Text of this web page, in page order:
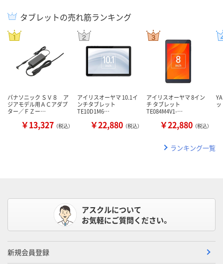
タブレットの売れ筋ランキング
パナソニック ＳＶ８ ア
ジアモデル用ＡＣアダプ
ター／ＦＺー…
￥13,327 （税込）
アイリスオーヤマ 10.1イ
ンチタブレット
TE10D1M6…
￥22,880 （税込）
アイリスオーヤマ 8イン
チ タブレット
TE084M4V1-…
￥22,880 （税込）
ランキング一覧
アスクルについて
お気軽にご質問ください。
新規会員登録